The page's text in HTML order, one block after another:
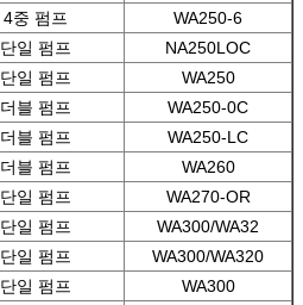
4중 펌프
WA250-6
단일 펌프
NA250LOC
단일 펌프
WA250
더블 펌프
WA250-0C
더블 펌프
WA250-LC
더블 펌프
WA260
단일 펌프
WA270-OR
단일 펌프
WA300/WA32
단일 펌프
WA300/WA320
단일 펌프
WA300